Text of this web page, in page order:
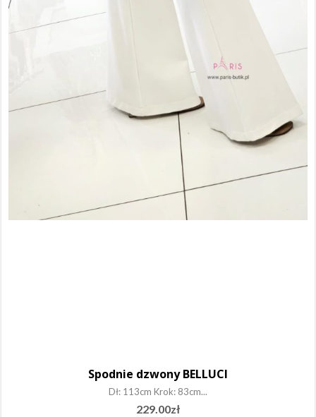
Spodnie dzwony BELLUCI
Dł: 113cm Krok: 83cm...
229.00zł